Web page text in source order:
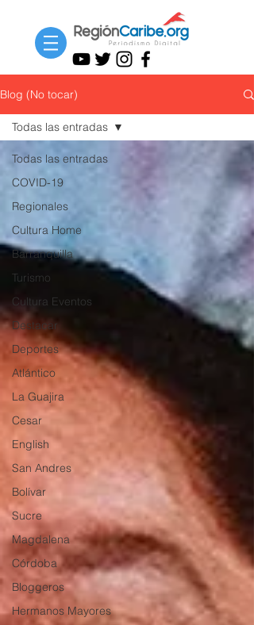
Blog (No tocar)
Todas las entradas
COVID-19
Regionales
Cultura Home
Barranquilla
Turismo
Cultura Eventos
Destacar
Deportes
Atlántico
La Guajira
Cesar
English
San Andres
Bolívar
Sucre
Magdalena
Córdoba
Bloggeros
Hermanos Mayores
Todas las entradas